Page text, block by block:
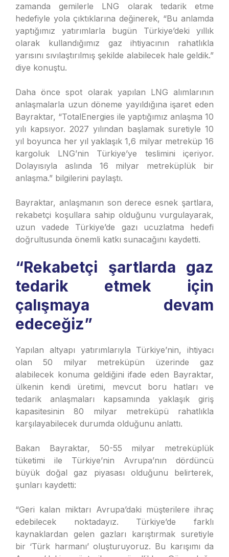
zamanda gemilerle LNG olarak tedarik etme
hedefiyle yola çıktıklarına değinerek, “Bu anlamda
yaptığımız yatırımlarla bugün Türkiye’deki yıllık
olarak kullandığımız gaz ihtiyacının rahatlıkla
yarısını sıvılaştırılmış şekilde alabilecek hale geldik.”
diye konuştu.
Daha önce spot olarak yapılan LNG alımlarının
anlaşmalarla uzun döneme yayıldığına işaret eden
Bayraktar, “TotalEnergies ile yaptığımız anlaşma 10
yılı kapsıyor. 2027 yılından başlamak suretiyle 10
yıl boyunca her yıl yaklaşık 1,6 milyar metreküp 16
kargoluk LNG’nin Türkiye’ye teslimini içeriyor.
Dolayısıyla aslında 16 milyar metreküplük bir
anlaşma.” bilgilerini paylaştı.
Bayraktar, anlaşmanın son derece esnek şartlara,
rekabetçi koşullara sahip olduğunu vurgulayarak,
uzun vadede Türkiye’de gazı ucuzlatma hedefi
doğrultusunda önemli katkı sunacağını kaydetti.
“Rekabetçi şartlarda gaz
tedarik etmek için
çalışmaya devam
edeceğiz”
Yapılan altyapı yatırımlarıyla Türkiye’nin, ihtiyacı
olan 50 milyar metreküpün üzerinde gaz
alabilecek konuma geldiğini ifade eden Bayraktar,
ülkenin kendi üretimi, mevcut boru hatları ve
tedarik anlaşmaları kapsamında yaklaşık giriş
kapasitesinin 80 milyar metreküpü rahatlıkla
karşılayabilecek durumda olduğunu anlattı.
Bakan Bayraktar, 50-55 milyar metreküplük
tüketimi ile Türkiye’nin Avrupa’nın dördüncü
büyük doğal gaz piyasası olduğunu belirterek,
şunları kaydetti:
“Geri kalan miktarı Avrupa’daki müşterilere ihraç
edebilecek noktadayız. Türkiye’de farklı
kaynaklardan gelen gazları karıştırmak suretiyle
bir ‘Türk harmanı’ oluşturuyoruz. Bu karışımı da